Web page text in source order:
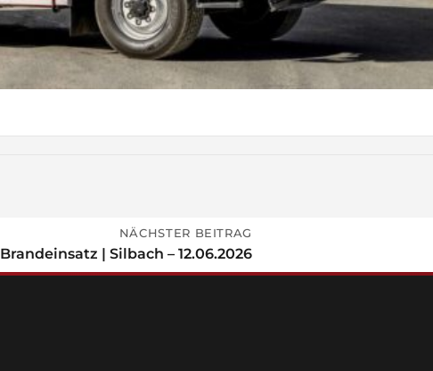
NÄCHSTER BEITRAG
Brandeinsatz | Silbach – 12.06.2026